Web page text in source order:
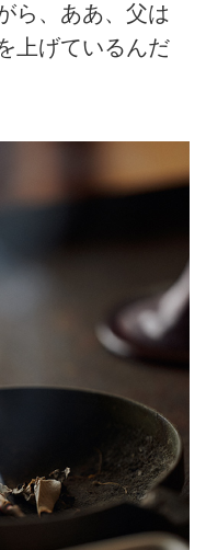
ら、ああ、父は
上げているんだ